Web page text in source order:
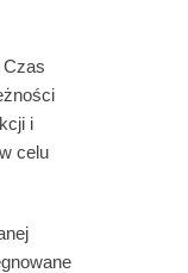
Czas
i
celu